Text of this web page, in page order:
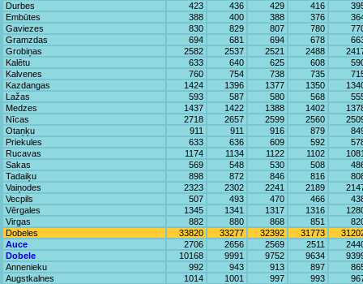
Durbes
423 436 429 416
Embūtes
388 400 388 376
Gaviezes
830 829 807 780
Gramzdas
694 681 694 678
Grobiņas
2582 2537 2521 2488
Kalētu
633 640 625 608
Kalvenes
760 754 738 735
Kazdangas
1424 1396 1377 1350
Lažas
593 587 580 568
Medzes
1437 1422 1388 1402
Nīcas
2718 2657 2599 2560
Otaņķu
911 911 916 879
Priekules
633 636 609 592
Rucavas
1174 1134 1122 1102
Sakas
569 548 530 508
Tadaiķu
898 872 846 816
Vaiņodes
2323 2302 2241 2189
Vecpils
507 493 470 466
Vērgales
1345 1341 1317 1316
Virgas
882 880 868 851
Dobeles
33820 33277 32392 31773
Auce
2706 2656 2569 2511
Dobele
10168 9991 9752 9634
Annenieku
992 943 913 897
Augstkalnes
1014 1001 997 993